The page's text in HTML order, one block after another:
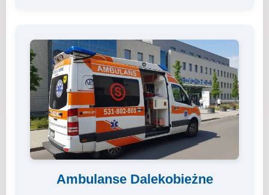
Ambulanse Dalekobieżne